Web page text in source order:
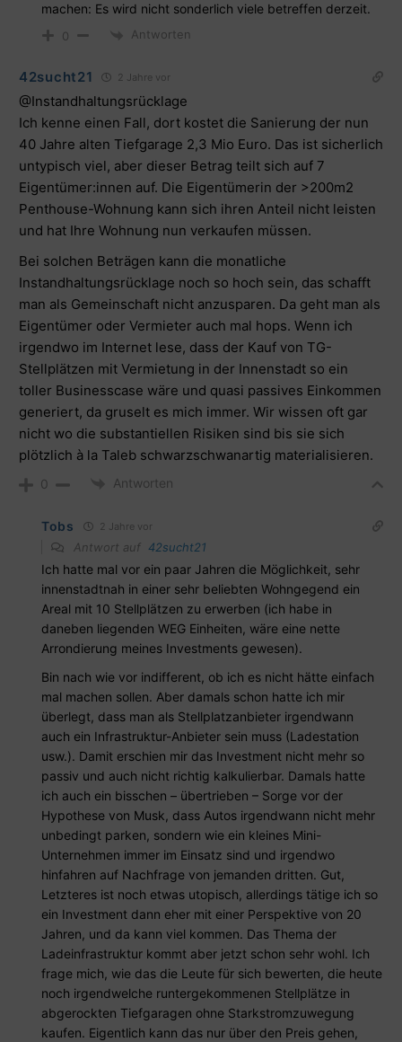
machen: Es wird nicht sonderlich viele betreffen derzeit.
0 Antworten
42sucht21 2 Jahre vor
@Instandhaltungsrücklage
Ich kenne einen Fall, dort kostet die Sanierung der nun
40 Jahre alten Tiefgarage 2,3 Mio Euro. Das ist sicherlich
untypisch viel, aber dieser Betrag teilt sich auf 7
Eigentümer:innen auf. Die Eigentümerin der >200m2
Penthouse-Wohnung kann sich ihren Anteil nicht leisten
und hat Ihre Wohnung nun verkaufen müssen.
Bei solchen Beträgen kann die monatliche
Instandhaltungsrücklage noch so hoch sein, das schafft
man als Gemeinschaft nicht anzusparen. Da geht man als
Eigentümer oder Vermieter auch mal hops. Wenn ich
irgendwo im Internet lese, dass der Kauf von TG-
Stellplätzen mit Vermietung in der Innenstadt so ein
toller Businesscase wäre und quasi passives Einkommen
generiert, da gruselt es mich immer. Wir wissen oft gar
nicht wo die substantiellen Risiken sind bis sie sich
plötzlich à la Taleb schwarzschwanartig materialisieren.
0 Antworten
Tobs 2 Jahre vor
Antwort auf 42sucht21
Ich hatte mal vor ein paar Jahren die Möglichkeit, sehr
innenstadtnah in einer sehr beliebten Wohngegend ein
Areal mit 10 Stellplätzen zu erwerben (ich habe in
daneben liegenden WEG Einheiten, wäre eine nette
Arrondierung meines Investments gewesen).
Bin nach wie vor indifferent, ob ich es nicht hätte einfach
mal machen sollen. Aber damals schon hatte ich mir
überlegt, dass man als Stellplatzanbieter irgendwann
auch ein Infrastruktur-Anbieter sein muss (Ladestation
usw.). Damit erschien mir das Investment nicht mehr so
passiv und auch nicht richtig kalkulierbar. Damals hatte
ich auch ein bisschen – übertrieben – Sorge vor der
Hypothese von Musk, dass Autos irgendwann nicht mehr
unbedingt parken, sondern wie ein kleines Mini-
Unternehmen immer im Einsatz sind und irgendwo
hinfahren auf Nachfrage von jemanden dritten. Gut,
Letzteres ist noch etwas utopisch, allerdings tätige ich so
ein Investment dann eher mit einer Perspektive von 20
Jahren, und da kann viel kommen. Das Thema der
Ladeinfrastruktur kommt aber jetzt schon sehr wohl. Ich
frage mich, wie das die Leute für sich bewerten, die heute
noch irgendwelche runtergekommenen Stellplätze in
abgerockten Tiefgaragen ohne Starkstromzuwegung
kaufen. Eigentlich kann das nur über den Preis gehen,